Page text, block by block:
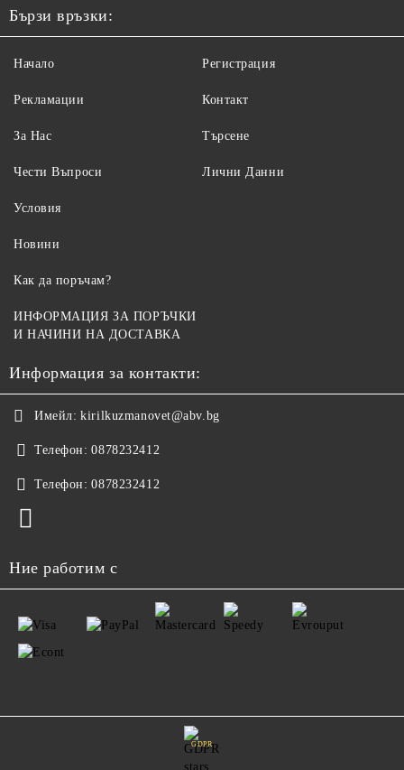
Бързи връзки:
Начало
Рекламации
За Нас
Чести Въпроси
Регистрация
Контакт
Търсене
Лични Данни
Условия
Новини
Как да поръчам?
ИНФОРМАЦИЯ ЗА ПОРЪЧКИ
И НАЧИНИ НА ДОСТАВКА
Информация за контакти:
Имейл: kirilkuzmanovet@abv.bg
Телефон: 0878232412
Телефон: 0878232412
Ние работим с
GDPR